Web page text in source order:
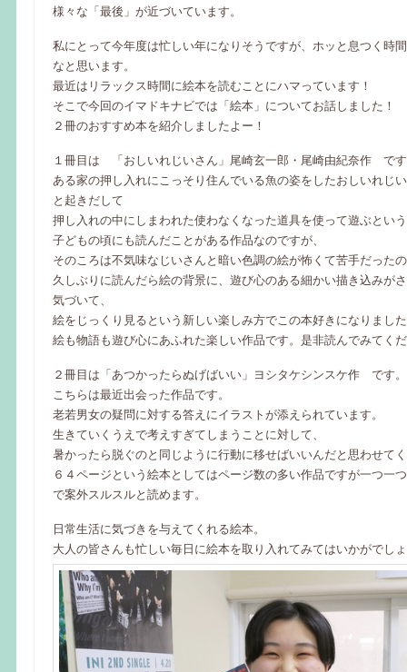
様々な「最後」が近づいています。
私にとって今年度は忙しい年になりそうですが、ホッと息つく時
なと思います。
最近はリラックス時間に絵本を読むことにハマっています！
そこで今回のイマドキナビでは「絵本」についてお話しました！
２冊のおすすめ本を紹介しましたよー！
１冊目は 「おしいれじいさん」尾崎玄一郎・尾崎由紀奈作 で
ある家の押し入れにこっそり住んでいる魚の姿をしたおしいれじ
と起きだして
押し入れの中にしまわれた使わなくなった道具を使って遊ぶとい
子どもの頃にも読んだことがある作品なのですが、
そのころは不気味なじいさんと暗い色調の絵が怖くて苦手だった
久しぶりに読んだら絵の背景に、遊び心のある細かい描き込みが
気づいて、
絵をじっくり見るという新しい楽しみ方でこの本好きになりまし
絵も物語も遊び心にあふれた楽しい作品です。是非読んでみてく
２冊目は「あつかったらぬげばいい」ヨシタケシンスケ作 です。
こちらは最近出会った作品です。
老若男女の疑問に対する答えにイラストが添えられています。
生きていくうえで考えすぎてしまうことに対して、
暑かったら脱ぐのと同じように行動に移せばいいんだと思わせて
６４ページという絵本としてはページ数の多い作品ですが一つ一
で案外スルスルと読めます。
日常生活に気づきを与えてくれる絵本。
大人の皆さんも忙しい毎日に絵本を取り入れてみてはいかがでし